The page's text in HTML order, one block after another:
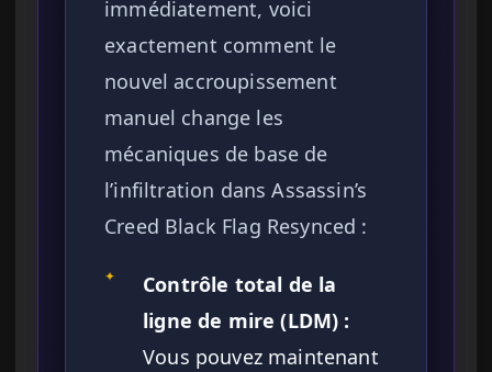
immédiatement, voici
exactement comment le
nouvel accroupissement
manuel change les
mécaniques de base de
l’infiltration dans Assassin’s
Creed Black Flag Resynced :
✦
Contrôle total de la
ligne de mire (LDM) :
Vous pouvez maintenant